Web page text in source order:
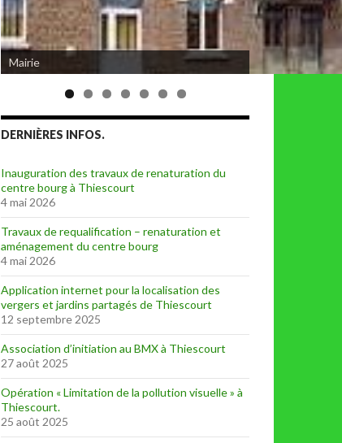
Mairie
Eglise de Thiescourt détruite durant la
grande guerre
DERNIÈRES INFOS.
Inauguration des travaux de renaturation du
centre bourg à Thiescourt
4 mai 2026
Travaux de requalification – renaturation et
aménagement du centre bourg
4 mai 2026
Application internet pour la localisation des
vergers et jardins partagés de Thiescourt
12 septembre 2025
Association d’initiation au BMX à Thiescourt
27 août 2025
Opération « Limitation de la pollution visuelle » à
Thiescourt.
25 août 2025